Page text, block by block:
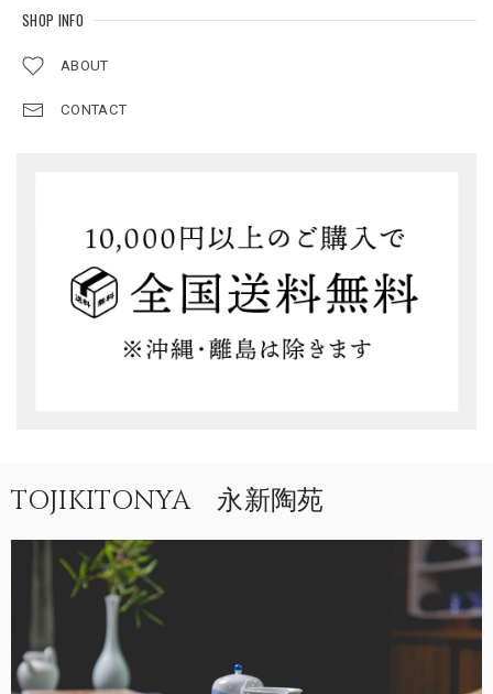
SHOP INFO
ABOUT
CONTACT
TOJIKITONYA 永新陶苑